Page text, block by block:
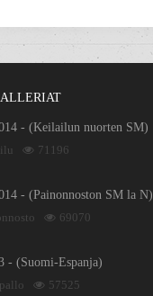
- (Keilailun nuorten SM)
71196
- (Painonnoston SM la N)
69070
- (Suomi-Espanja)
57525